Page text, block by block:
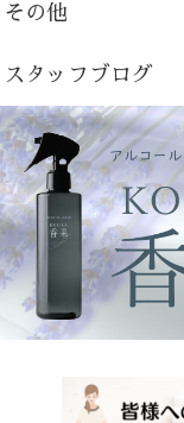
その他
スタッフブログ